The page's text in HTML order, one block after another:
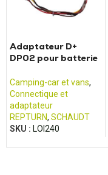
Adaptateur D+
DP02 pour batterie
Camping-car et vans,
Connectique et
adaptateur
REPTURN, SCHAUDT
SKU : LOI240